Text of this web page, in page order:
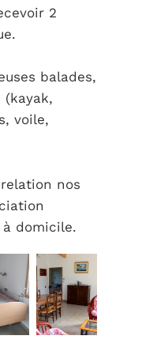
2
balades,
voile,
nos
à domicile.